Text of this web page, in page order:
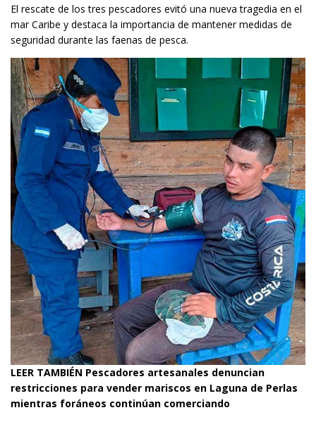
El rescate de los tres pescadores evitó una nueva tragedia en el
mar Caribe y destaca la importancia de mantener medidas de
seguridad durante las faenas de pesca.
LEER TAMBIÉN Pescadores artesanales denuncian
restricciones para vender mariscos en Laguna de Perlas
mientras foráneos continúan comerciando